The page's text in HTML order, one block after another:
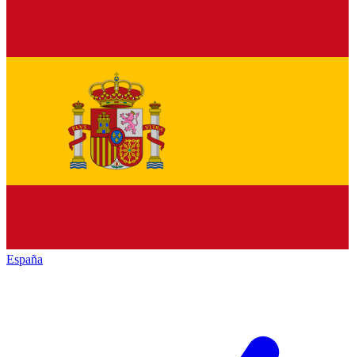
España